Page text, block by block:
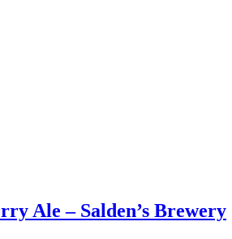
Ale – Salden’s Brewery